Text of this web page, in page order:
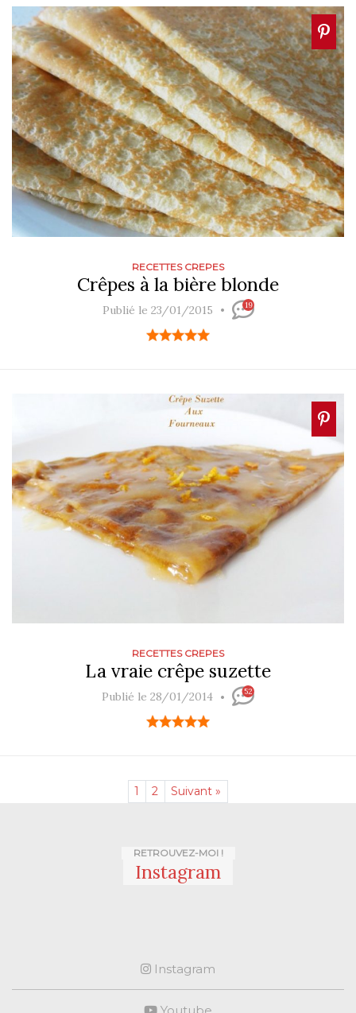
RECETTES CREPES
Crêpes à la bière blonde
Publié le 23/01/2015 19
RECETTES CREPES
La vraie crêpe suzette
Publié le 28/01/2014 52
1 2 Suivant »
RETROUVEZ-MOI !
Instagram
Instagram